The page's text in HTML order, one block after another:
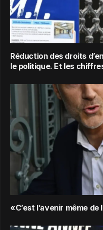
Réduction des droits
le politique. Et les
«C’est l’avenir même